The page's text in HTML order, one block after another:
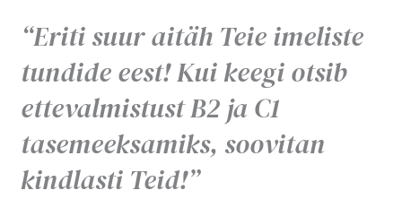
“Eriti suur aitäh Teie imeliste
tundide eest! Kui keegi otsib
ettevalmistust B2 ja C1
tasemeeksamiks, soovitan
kindlasti Teid!”